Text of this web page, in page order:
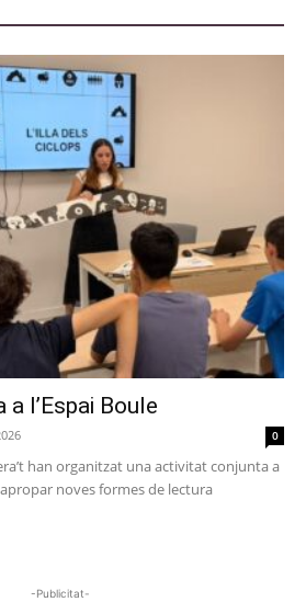
l’Espai Boule
0
han organitzat una activitat conjunta a
apropar noves formes de lectura
-Publicitat-